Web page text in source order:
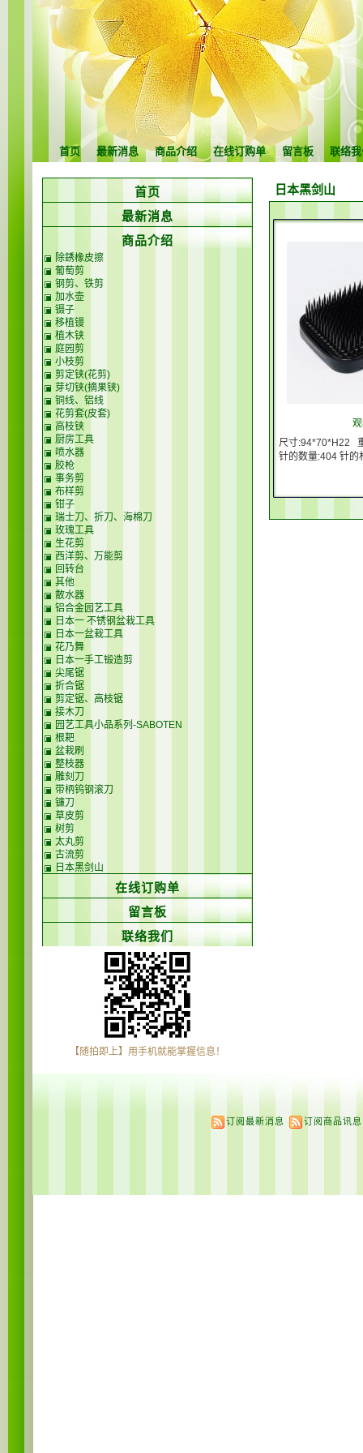
首页 最新消息 商品介绍 在线订购单 留言板 联络
日本黑剑山
尺寸:94*70*H22
针的数量:404 针的
首页
最新消息
商品介绍
除銹橡皮擦
葡萄剪
钢剪、铁剪
加水壶
镊子
移植镘
植木铗
庭园剪
小枝剪
剪定铗(花剪)
芽切铗(摘果铗)
铜线、铝线
花剪套(皮套)
高枝铗
厨房工具
喷水器
胶枪
事务剪
布样剪
钳子
瑞士刀、折刀、海棉刀
玫瑰工具
生花剪
西洋剪、万能剪
回转台
其他
散水器
铝合金园艺工具
日本一 不锈钢盆栽工具
日本一盆栽工具
花乃舞
日本一手工锻造剪
尖尾锯
折合锯
剪定锯、高枝锯
接木刀
园艺工具小品系列-SABOTEN
根耙
盆栽刷
整枝器
雕刻刀
带柄钨钢滚刀
镰刀
草皮剪
树剪
太丸剪
古流剪
日本黑剑山
在线订购单
留言板
联络我们
【随拍即上】用手机就能掌握信息！
订阅最新消息 订阅商品讯息